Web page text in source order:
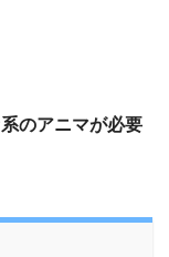
のアニマが必要